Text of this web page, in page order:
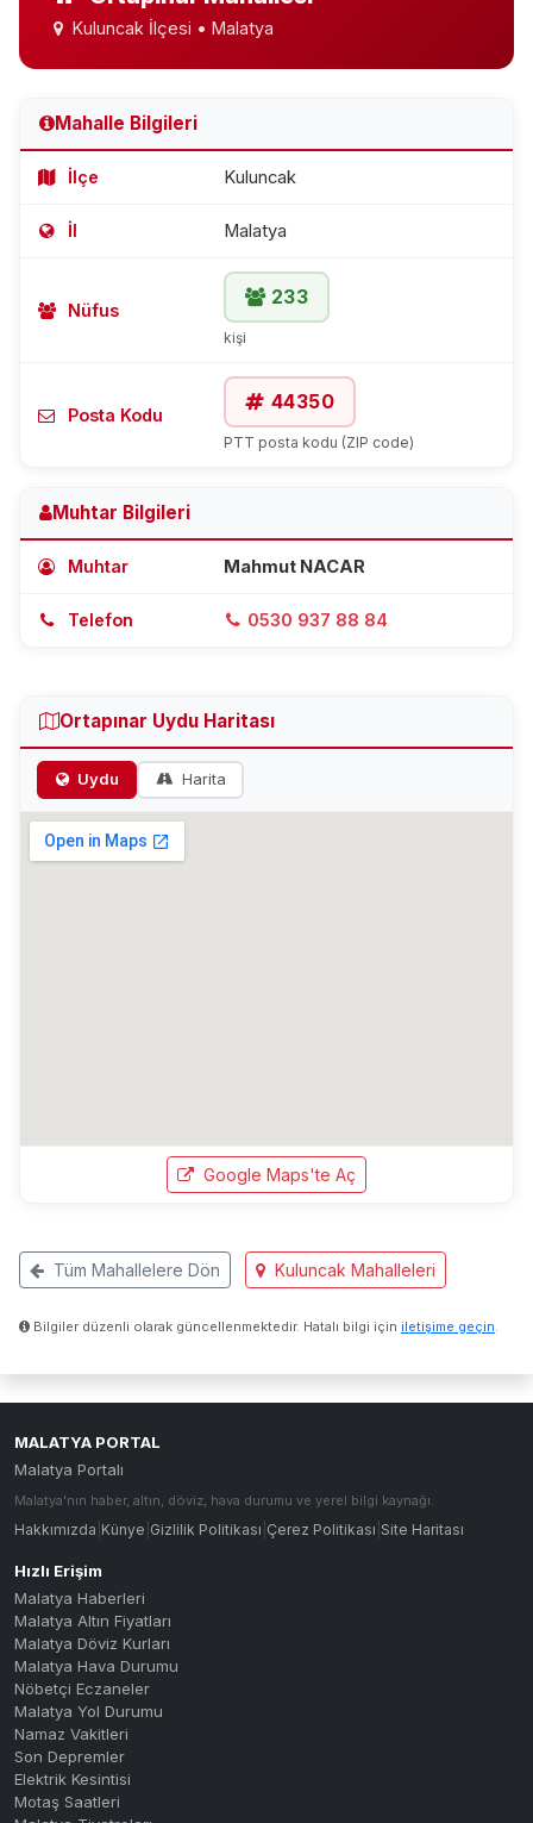
Kuluncak İlçesi • Malatya
Mahalle Bilgileri
İlçe Kuluncak
İl Malatya
Nüfus
233
kişi
Posta Kodu
44350
PTT posta kodu (ZIP code)
Muhtar Bilgileri
Muhtar Mahmut NACAR
Telefon 0530 937 88 84
Ortapınar Uydu Haritası
Uydu Harita
Google Maps'te Aç
Tüm Mahallelere Dön Kuluncak Mahalleleri
Bilgiler düzenli olarak güncellenmektedir. Hatalı bilgi için iletişime geçin
MALATYA PORTAL
Malatya Portalı
Malatya'nın haber, altın, döviz, hava durumu ve yerel bilgi kaynağı.
Hakkımızda Künye Gizlilik Politikası Çerez Politikası Site Haritası
Hızlı Erişim
Malatya Haberleri
Malatya Altın Fiyatları
Malatya Döviz Kurları
Malatya Hava Durumu
Nöbetçi Eczaneler
Malatya Yol Durumu
Namaz Vakitleri
Son Depremler
Elektrik Kesintisi
Motaş Saatleri